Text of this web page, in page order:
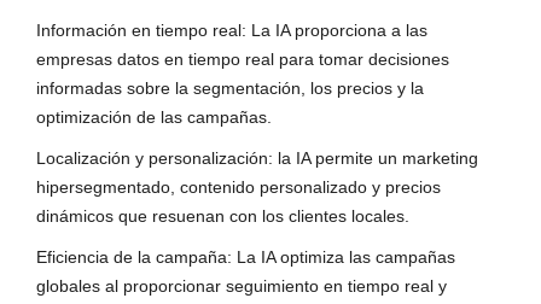
Información en tiempo real: La IA proporciona a las
empresas datos en tiempo real para tomar decisiones
informadas sobre la segmentación, los precios y la
optimización de las campañas.
Localización y personalización: la IA permite un marketing
hipersegmentado, contenido personalizado y precios
dinámicos que resuenan con los clientes locales.
Eficiencia de la campaña: La IA optimiza las campañas
globales al proporcionar seguimiento en tiempo real y